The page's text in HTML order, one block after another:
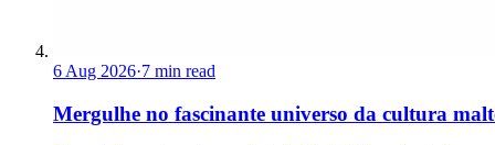
6 Aug 2026·7 min read
Mergulhe no fascinante universo da cultura